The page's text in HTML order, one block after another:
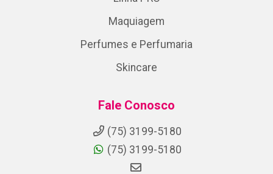
Maquiagem
Perfumes e Perfumaria
Skincare
Fale Conosco
(75) 3199-5180
(75) 3199-5180